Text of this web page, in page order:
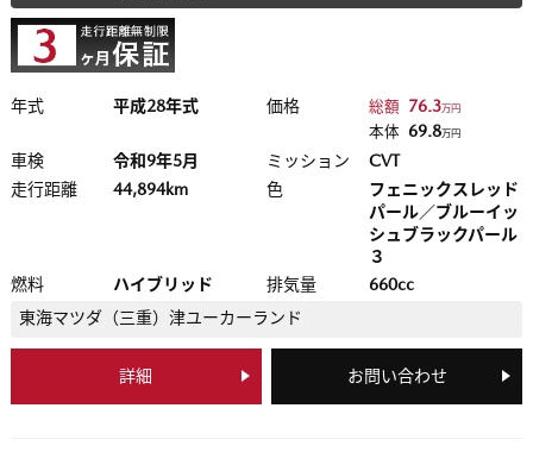
年式 平成28年式 価格 総額 76.3万円
本体 69.8万円
車検 令和9年5月 ミッション
CVT
走行距離
44,894km 色
フェニックスレッド
パール／ブルーイッ
シュブラックパール
３
燃料
ハイブリッド 排気量
660cc
東海マツダ（三重） 津ユーカーランド
詳細 お問い合わせ